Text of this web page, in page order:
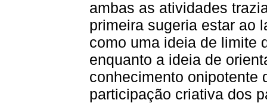
ambas as atividades
primeira sugeria estar ao
como uma ideia de limite
enquanto a ideia de
conhecimento onipotente
participação criativa dos